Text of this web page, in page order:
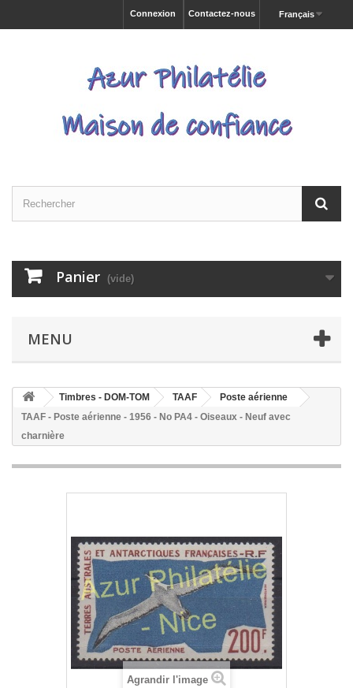
Français
Contactez-nous
Connexion
Panier (vide)
MENU
Timbres - DOM-TOM TAAF
Poste aérienne
TAAF - Poste aérienne - 1956 - No PA4 - Oiseaux - Neuf avec
charnière
Agrandir l'image